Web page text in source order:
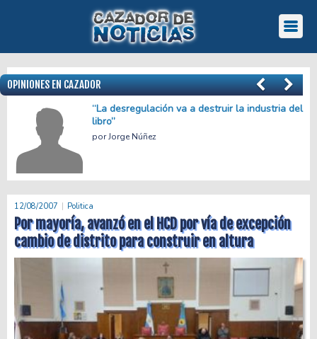
OPINIONES EN CAZADOR
“La desregulación va a destruir la industria del
libro”
Jorge Núñez
12/08/2007 Politica
Por mayoría, avanzó en el HCD por vía de excepción
cambio de distrito para construir en altura